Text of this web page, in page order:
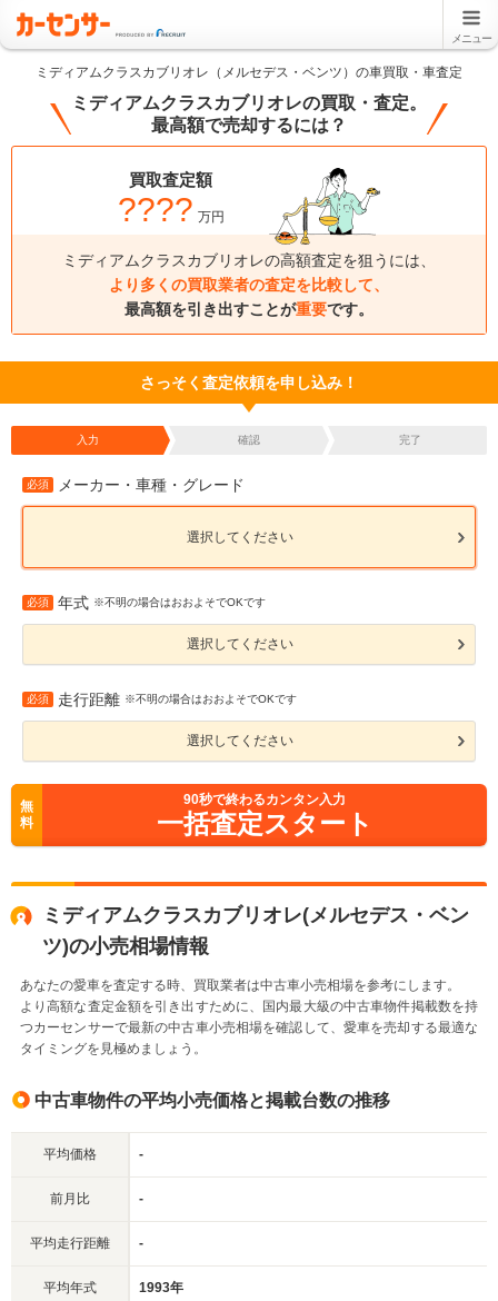
メニュー
ミディアムクラスカブリオレ（メルセデス・ベンツ）の車買取・車査定
ミディアムクラスカブリオレの買取・査定。
最高額で売却するには？
買取査定額
???? 万円
ミディアムクラスカブリオレの高額査定を狙うには、
より多くの買取業者の査定を比較して、
最高額を引き出すことが重要です。
さっそく査定依頼を申し込み！
入力 確認 完了
必須 メーカー・車種・グレード
選択してください
必須 年式 ※不明の場合はおおよそでOKです
選択してください
必須 走行距離 ※不明の場合はおおよそでOKです
選択してください
無
料
90秒で終わるカンタン入力
一括査定スタート
ミディアムクラスカブリオレ(メルセデス・ベン
ツ)の小売相場情報
あなたの愛車を査定する時、買取業者は中古車小売相場を参考にします。
より高額な査定金額を引き出すために、国内最大級の中古車物件掲載数を持
つカーセンサーで最新の中古車小売相場を確認して、愛車を売却する最適な
タイミングを見極めましょう。
中古車物件の平均小売価格と掲載台数の推移
平均価格 -
前月比 -
平均走行距離 -
平均年式 1993年